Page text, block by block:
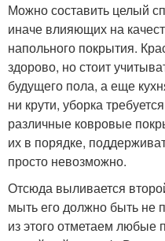
Можно составить целый
иначе влияющих на
напольного покрытия.
здорово, но стоит
будущего пола, а еще
ни крути, уборка
различные ковровые
их в порядке,
просто невозможно.
Отсюда выливается
мыть его должно быть не
из этого отметаем